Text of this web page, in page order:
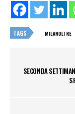
TAGS MILANOLTRE
SECONDA